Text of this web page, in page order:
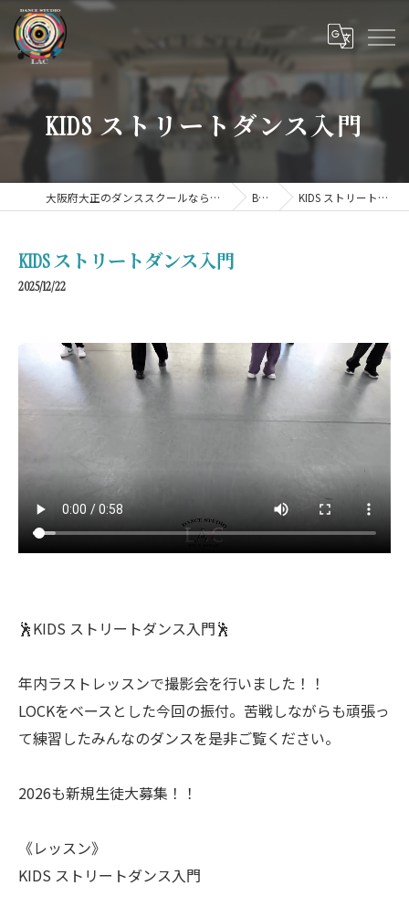
KIDS ストリートダンス入門
大阪府大正のダンススクールならDANCE STUDIO LAC BLOG KIDS ストリートダンス入門
KIDS ストリートダンス入門
2025/12/22
🕺KIDS ストリートダンス入門🕺
年内ラストレッスンで撮影会を行いました！！
LOCKをベースとした今回の振付。苦戦しながらも頑張っ
て練習したみんなのダンスを是非ご覧ください。
2026も新規生徒大募集！！
《レッスン》
KIDS ストリートダンス入門